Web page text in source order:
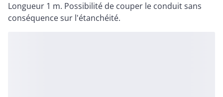
Longueur 1 m. Possibilité de couper le conduit sans
conséquence sur l'étanchéité.